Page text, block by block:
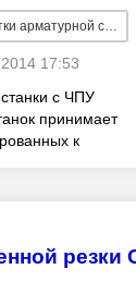
стали
17:53
с ЧПУ
принимает
к